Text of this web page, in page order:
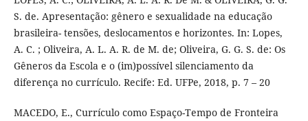
S. de. Apresentação: gênero e sexualidade na educação
brasileira- tensões, deslocamentos e horizontes. In: Lopes,
A. C. ; Oliveira, A. L. A. R. de M. de; Oliveira, G. G. S. de: Os
Gêneros da Escola e o (im)possível silenciamento da
diferença no currículo. Recife: Ed. UFPe, 2018, p. 7 – 20
MACEDO, E., Currículo como Espaço-Tempo de Fronteira